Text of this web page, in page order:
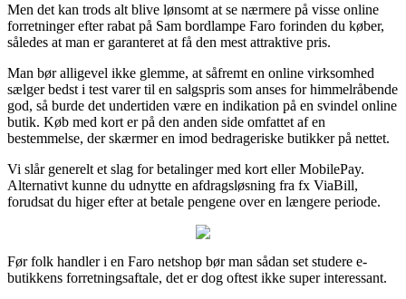
Men det kan trods alt blive lønsomt at se nærmere på visse online
forretninger efter rabat på Sam bordlampe Faro forinden du køber,
således at man er garanteret at få den mest attraktive pris.
Man bør alligevel ikke glemme, at såfremt en online virksomhed
sælger bedst i test varer til en salgspris som anses for himmelråbende
god, så burde det undertiden være en indikation på en svindel online
butik. Køb med kort er på den anden side omfattet af en
bestemmelse, der skærmer en imod bedrageriske butikker på nettet.
Vi slår generelt et slag for betalinger med kort eller MobilePay.
Alternativt kunne du udnytte en afdragsløsning fra fx ViaBill,
forudsat du higer efter at betale pengene over en længere periode.
Før folk handler i en Faro netshop bør man sådan set studere e-
butikkens forretningsaftale, det er dog oftest ikke super interessant.